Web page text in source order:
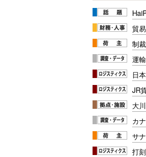
貿
制
運
日
JR
大
カ
サ
打